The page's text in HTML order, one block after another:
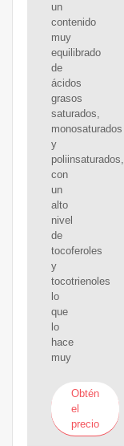
un
contenido
muy
equilibrado
de
ácidos
grasos
saturados,
monosaturados
y
poliinsaturados,
con
un
alto
nivel
de
tocoferoles
y
tocotrienoles
lo
que
lo
hace
muy
Obtén
el
precio